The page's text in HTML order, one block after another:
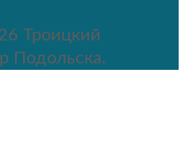
Троицкий
Подольска.